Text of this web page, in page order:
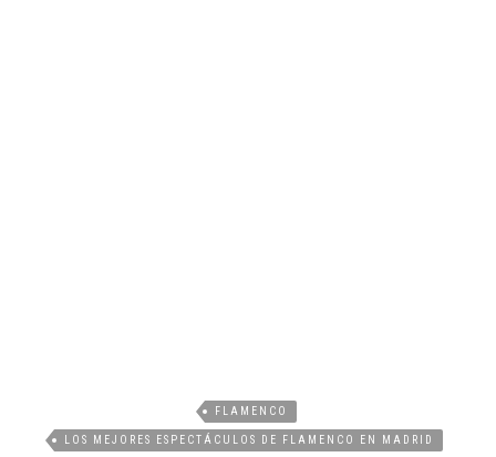
FLAMENCO
LOS MEJORES ESPECTÁCULOS DE FLAMENCO EN MADRID